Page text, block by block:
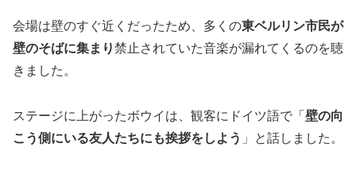
会場は壁のすぐ近くだったため、多くの東ベルリン市民が
壁のそばに集まり禁止されていた音楽が漏れてくるのを聴
きました。
ステージに上がったボウイは、観客にドイツ語で「 壁の向
こう側にいる友人たちにも挨拶をしよう 」と話しました。